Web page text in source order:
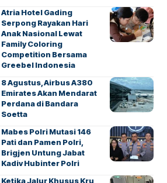
Atria Hotel Gading
Serpong Rayakan Hari
Anak Nasional Lewat
Family Coloring
Competition Bersama
Greebel Indonesia
8 Agustus, Airbus A380
Emirates Akan Mendarat
Perdana di Bandara
Soetta
Mabes Polri Mutasi 146
Pati dan Pamen Polri,
Brigjen Untung Jabat
Kadiv Hubinter Polri
Ketika Jalur Khusus Kru